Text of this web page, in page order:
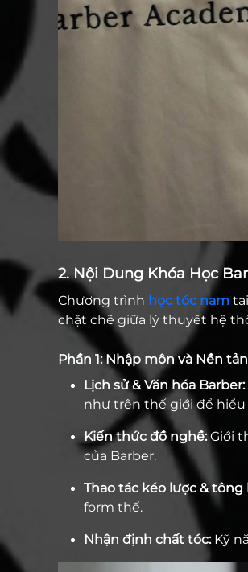
2. Nội Dung Khóa Học
Chương trình học tóc nam
chặt chẽ giữa lý thuyết hệ
Phần 1: Nhập môn và Nền
Lịch sử & Văn hóa Barber:
như trên thế giới để hiểu
Kiến thức đồ nghề:Giới
của Barber.
Thao tác kéo lược & tông
form thế.
Nhận định chất tóc:Kỹ